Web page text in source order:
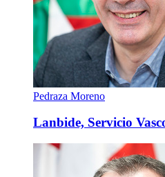
Pedraza Moreno
Lanbide, Servicio